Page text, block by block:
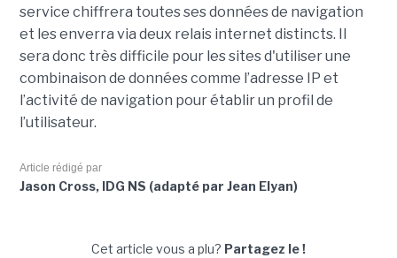
service chiffrera toutes ses données de navigation
et les enverra via deux relais internet distincts. Il
sera donc très difficile pour les sites d'utiliser une
combinaison de données comme l’adresse IP et
l’activité de navigation pour établir un profil de
l’utilisateur.
Article rédigé par
Jason Cross, IDG NS (adapté par Jean Elyan)
Cet article vous a plu? Partagez le !